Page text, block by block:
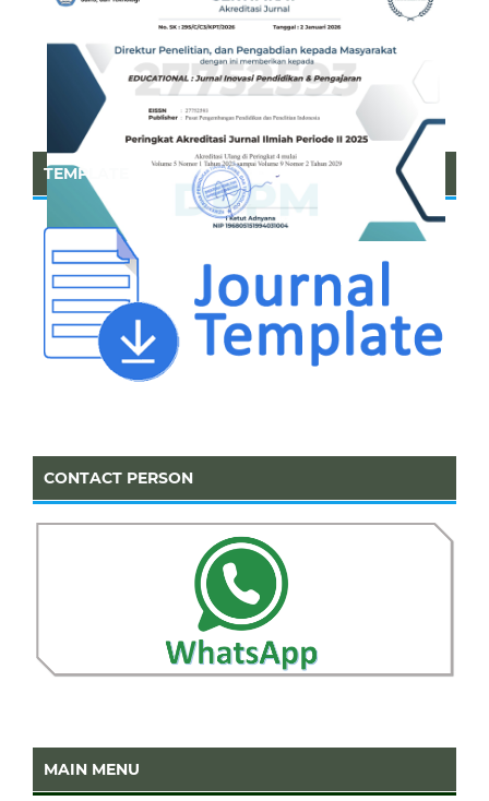
TEMPLATE
CONTACT PERSON
MAIN MENU